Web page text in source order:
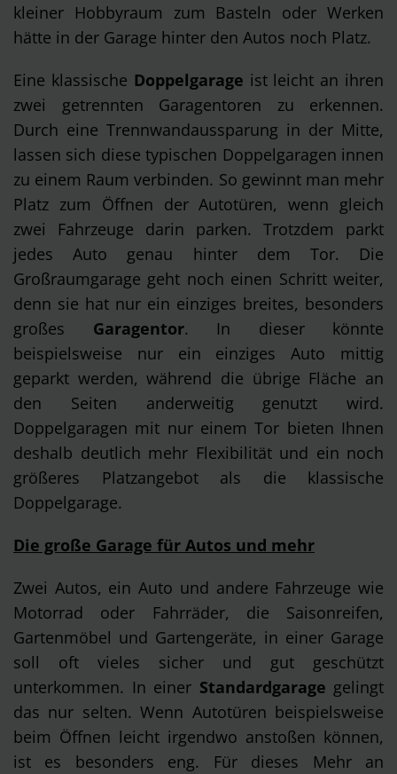
kleiner Hobbyraum zum Basteln oder Werken
hätte in der Garage hinter den Autos noch Platz.
Eine klassische Doppelgarage ist leicht an ihren
zwei getrennten Garagentoren zu erkennen.
Durch eine Trennwandaussparung in der Mitte,
lassen sich diese typischen Doppelgaragen innen
zu einem Raum verbinden. So gewinnt man mehr
Platz zum Öffnen der Autotüren, wenn gleich
zwei Fahrzeuge darin parken. Trotzdem parkt
jedes Auto genau hinter dem Tor. Die
Großraumgarage geht noch einen Schritt weiter,
denn sie hat nur ein einziges breites, besonders
großes Garagentor. In dieser könnte
beispielsweise nur ein einziges Auto mittig
geparkt werden, während die übrige Fläche an
den Seiten anderweitig genutzt wird.
Doppelgaragen mit nur einem Tor bieten Ihnen
deshalb deutlich mehr Flexibilität und ein noch
größeres Platzangebot als die klassische
Doppelgarage.
Die große Garage für Autos und mehr
Zwei Autos, ein Auto und andere Fahrzeuge wie
Motorrad oder Fahrräder, die Saisonreifen,
Gartenmöbel und Gartengeräte, in einer Garage
soll oft vieles sicher und gut geschützt
unterkommen. In einer Standardgarage gelingt
das nur selten. Wenn Autotüren beispielsweise
beim Öffnen leicht irgendwo anstoßen können,
ist es besonders eng. Für dieses Mehr an